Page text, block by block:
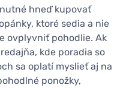
hneď kupovať
ktoré sedia a nie
ovplyvniť pohodlie. Ak
kde poradia so
sa oplatí myslieť aj na
ponožky,